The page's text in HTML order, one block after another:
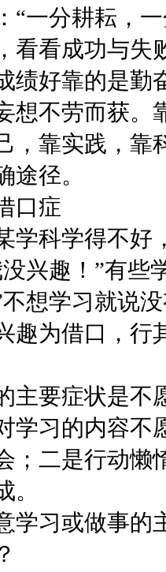
“一分耕耘，
看看成功与失
绩好靠的是勤
不劳而获。
，靠实践，靠
途径。
口症
科学得不好
兴趣！”有些
想学习就说
趣为借口，行
要症状是不
学习的内容不
；二是行动懒
习或做事的